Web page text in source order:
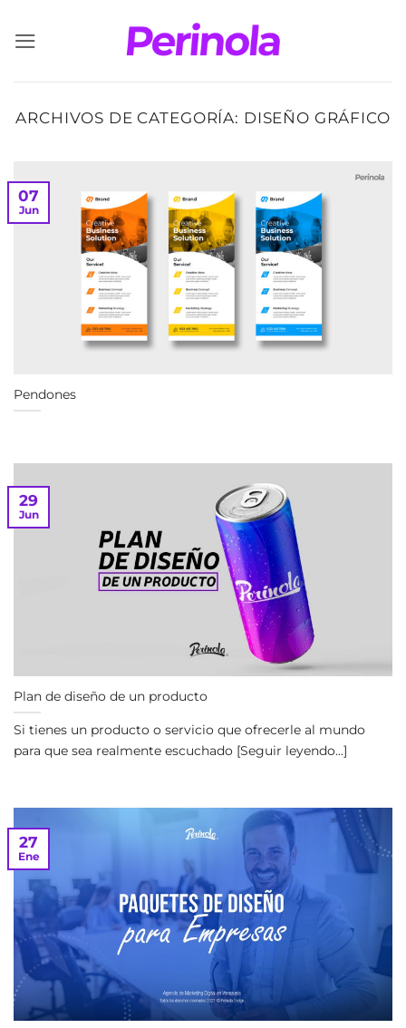
ARCHIVOS DE CATEGORÍA: DISEÑO GRÁFICO
Pendones
07
Jun
Plan de diseño de un producto
Si tienes un producto o servicio que ofrecerle al mundo
para que sea realmente escuchado [Seguir leyendo...]
29
Jun
27
Ene